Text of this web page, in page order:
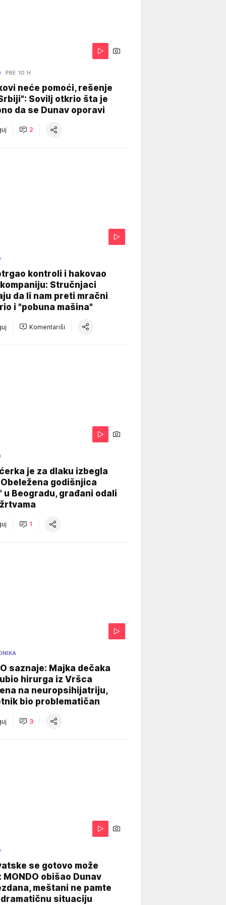
PRE 10 H
neće pomoći, rešenje
Sovilj otkrio šta je
da se Dunav oporavi
2
kontroli i hakovao
Stručnjaci
da li nam preti mračni
i "pobuna mašina"
Komentariši
je za dlaku izbegla
godišnjica
u Beogradu, građani odali
1
saznaje: Majka dečaka
hirurga iz Vršca
na neuropsihijatriju,
bio problematičan
3
se gotovo može
MONDO obišao Dunav
meštani ne pamte
situaciju